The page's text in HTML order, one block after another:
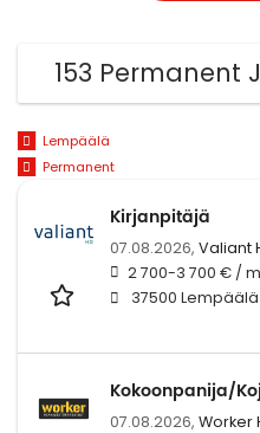
153 Permanent
Lempäälä
Permanent
Kirjanpitäjä
07.08.2026, Valiant
2 700-3 700 € /
37500 Lempäälä
Kokoonpanija/
07.08.2026, Worker